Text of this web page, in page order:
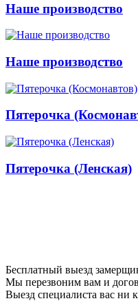
Наше производство
Наше производство
Пятерочка
Пятерочка (Ленская)
Бесплатный выезд
Мы перезвоним вам и
Выезд специалиста вас ни